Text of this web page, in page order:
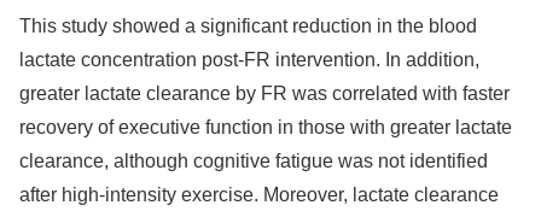
This study showed a significant reduction in the blood
lactate concentration post-FR intervention. In addition,
greater lactate clearance by FR was correlated with faster
recovery of executive function in those with greater lactate
clearance, although cognitive fatigue was not identified
after high-intensity exercise. Moreover, lactate clearance